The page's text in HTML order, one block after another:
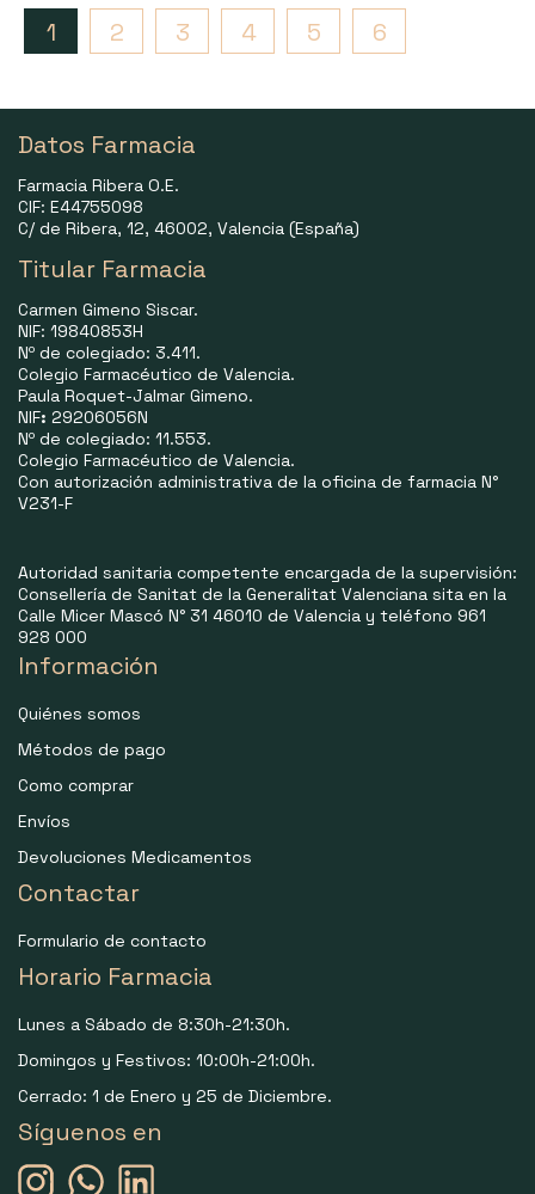
1 2 3 4 5 6
Datos Farmacia
Farmacia Ribera O.E.
CIF: E44755098
C/ de Ribera, 12, 46002, Valencia (España)
Titular Farmacia
Carmen Gimeno Siscar.
NIF: 19840853H
Nº de colegiado: 3.411.
Colegio Farmacéutico de Valencia.
Paula Roquet-Jalmar Gimeno.
NIF: 29206056N
Nº de colegiado: 11.553.
Colegio Farmacéutico de Valencia.
Con autorización administrativa de la oficina de farmacia N°
V231-F
Autoridad sanitaria competente encargada de la supervisión:
Consellería de Sanitat de la Generalitat Valenciana sita en la
Calle Micer Mascó N° 31 46010 de Valencia y teléfono 961
928 000
Información
Quiénes somos
Métodos de pago
Como comprar
Envíos
Devoluciones Medicamentos
Contactar
Formulario de contacto
Horario Farmacia
Lunes a Sábado de 8:30h-21:30h.
Domingos y Festivos: 10:00h-21:00h.
Cerrado: 1 de Enero y 25 de Diciembre.
Síguenos en